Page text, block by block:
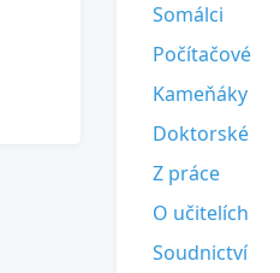
Somálci
Počítačové
Kameňáky
Doktorské
Z práce
O učitelích
Soudnictví